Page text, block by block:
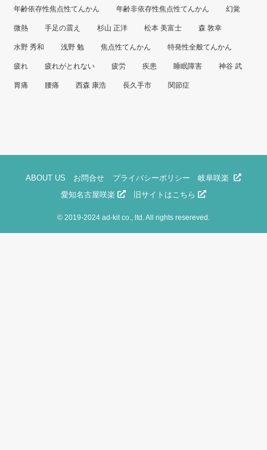
年齢依存性焦点性てんかん 年齢非依存性焦点性てんかん 幻覚
微熱 手足の震え 杉山 正洋 松本 美富士 森 敦幸
水野 秀和 浅野 勉 焦点性てんかん 特発性全般てんかん
疲れ 疲れがとれない 疲労 疾患 睡眠障害 神谷 武
胃痛 腰痛 西森 康浩 長久手市 関節症
ABOUT US お問合せ プライバシーポリシー
岐阜咲楽
愛知名古屋咲楽
旧サイトはこちら
© 2019-2024 ad-kit co., ltd. All rights resereved.